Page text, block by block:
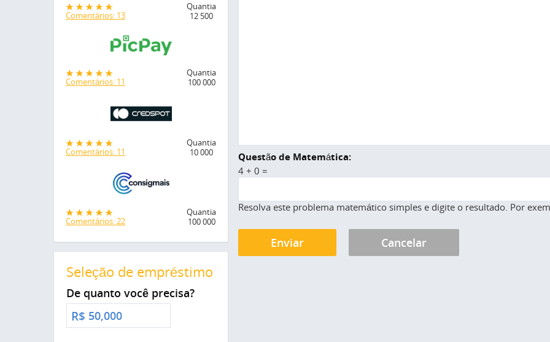
Questão de Matemática:
4 + 0 =
Resolva este problema matemático simples e digite o resultado. Por
Comentários: 13
Quantia
12 500
Comentários: 11
Quantia
100 000
Comentários: 11
Quantia
10 000
Comentários: 22
Quantia
100 000
Seleção de empréstimo
De quanto você precisa?
R$